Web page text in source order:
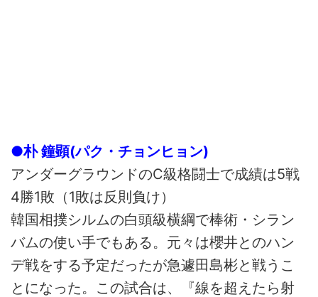
●朴 鐘顕(パク・チョンヒョン)
アンダーグラウンドのC級格闘士で成績は5戦
4勝1敗（1敗は反則負け）
韓国相撲シルムの白頭級横綱で棒術・シラン
バムの使い手でもある。元々は櫻井とのハン
デ戦をする予定だったが急遽田島彬と戦うこ
とになった。この試合は、『線を超えたら射